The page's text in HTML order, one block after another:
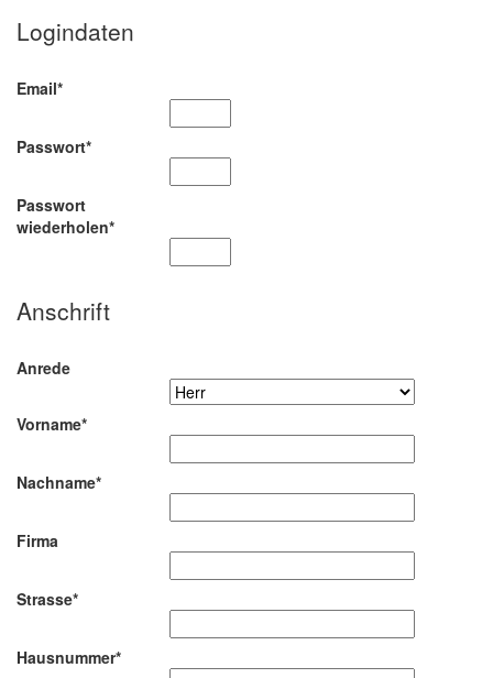
Logindaten
Email*
Passwort*
Passwort
wiederholen*
Anschrift
Anrede
Vorname*
Nachname*
Firma
Strasse*
Hausnummer*